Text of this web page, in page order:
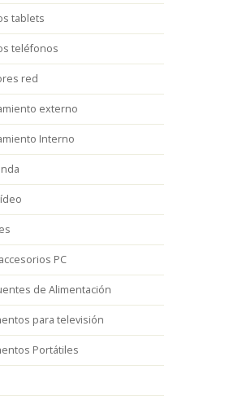
tablets
teléfonos
red
externo
Interno
PC
de Alimentación
para televisión
Portátiles